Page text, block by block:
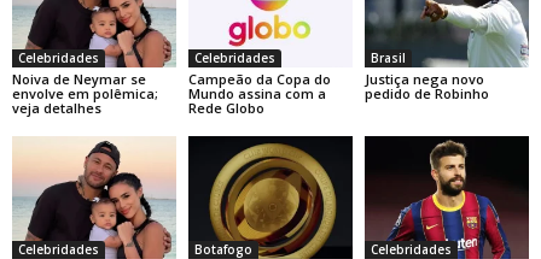
Celebridades
Noiva de Neymar se
envolve em polêmica;
veja detalhes
Celebridades
Campeão da Copa do
Mundo assina com a
Rede Globo
Brasil
Justiça nega novo
pedido de Robinho
Celebridades Botafogo Celebridades